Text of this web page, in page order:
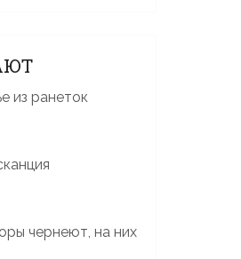
из ранеток
чернеют, на них